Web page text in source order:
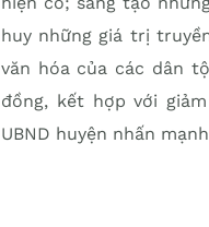
huy những giá trị
văn hóa của các dân
đồng, kết hợp với
UBND huyện nhấn